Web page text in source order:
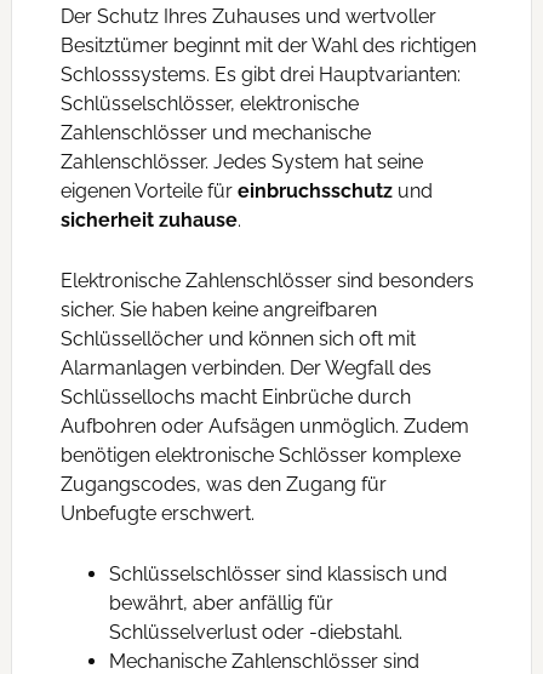
Der Schutz Ihres Zuhauses und wertvoller
Besitztümer beginnt mit der Wahl des richtigen
Schlosssystems. Es gibt drei Hauptvarianten:
Schlüsselschlösser, elektronische
Zahlenschlösser und mechanische
Zahlenschlösser. Jedes System hat seine
eigenen Vorteile für einbruchsschutzund
sicherheit zuhause.
Elektronische Zahlenschlösser sind besonders
sicher. Sie haben keine angreifbaren
Schlüssellöcher und können sich oft mit
Alarmanlagen verbinden. Der Wegfall des
Schlüssellochs macht Einbrüche durch
Aufbohren oder Aufsägen unmöglich. Zudem
benötigen elektronische Schlösser komplexe
Zugangscodes, was den Zugang für
Unbefugte erschwert.
Schlüsselschlösser sind klassisch und
bewährt, aber anfällig für
Schlüsselverlust oder -diebstahl.
Mechanische Zahlenschlösser sind